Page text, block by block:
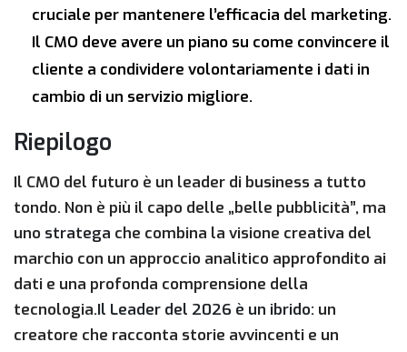
cruciale per mantenere l’efficacia del marketing.
Il CMO deve avere un piano su come convincere il
cliente a condividere volontariamente i dati in
cambio di un servizio migliore.
Riepilogo
Il CMO del futuro è un leader di business a tutto
tondo. Non è più il capo delle „belle pubblicità”, ma
uno stratega che combina la visione creativa del
marchio con un approccio analitico approfondito ai
dati e una profonda comprensione della
tecnologia.Il Leader del 2026 è un ibrido: un
creatore che racconta storie avvincenti e un